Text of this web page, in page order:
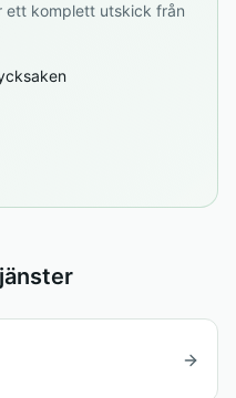
ett komplett utskick från